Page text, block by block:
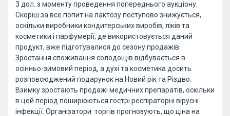
3 дол. з моменту проведення попереднього аукціону.
Скоріш за все попит на лактозу поступово знижується,
оскільки виробники кондитерських виробів, ліків та
косметики і парфумерії, де використовується даний
продукт, вже підготувалися до сезону продажів.
Зростання споживання солодощів відбувається в
осінньо-зимовий період, а духі та косметика досить
розповсюджений подарунок на Новий рік та Різдво.
Взимку зростають продажі медичних препаратів, оскільки
в цей період поширюються гострі респіраторні вірусні
інфекції. Організатори торгів прогнозують, що ціна на